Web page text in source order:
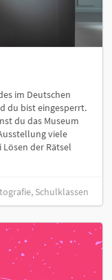
im Deutschen
du bist eingesperrt.
du das Museum
viele
der Rätsel
Schulklassen